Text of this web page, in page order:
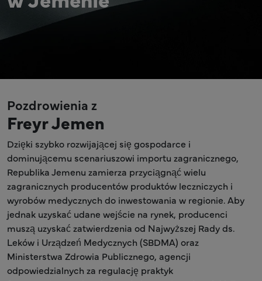
Pozdrowienia z
Freyr Jemen
Dzięki szybko rozwijającej się gospodarce i
dominującemu scenariuszowi importu zagranicznego,
Republika Jemenu zamierza przyciągnąć wielu
zagranicznych producentów produktów leczniczych i
wyrobów medycznych do inwestowania w regionie. Aby
jednak uzyskać udane wejście na rynek, producenci
muszą uzyskać zatwierdzenia od Najwyższej Rady ds.
Leków i Urządzeń Medycznych (SBDMA) oraz
Ministerstwa Zdrowia Publicznego, agencji
odpowiedzialnych za regulację praktyk